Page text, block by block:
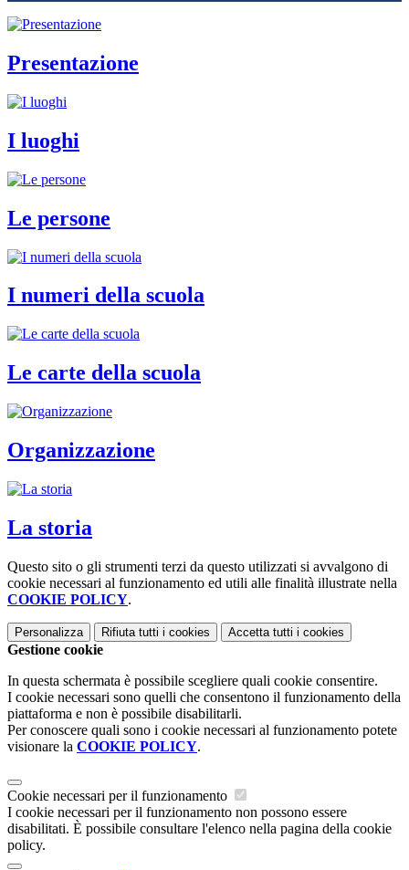
Presentazione
I luoghi
Le persone
I numeri della scuola
Le carte della scuola
Organizzazione
La storia
Questo sito o gli strumenti terzi da questo utilizzati si avvalgono di
cookie necessari al funzionamento ed utili alle finalità illustrate nella
COOKIE POLICY.
Personalizza Rifiuta tutti i cookies Accetta tutti i cookies
Gestione cookie
In questa schermata è possibile scegliere quali cookie consentire.
I cookie necessari sono quelli che consentono il funzionamento della
piattaforma e non è possibile disabilitarli.
Per conoscere quali sono i cookie necessari al funzionamento potete
visionare la COOKIE POLICY.
Cookie necessari per il funzionamento
I cookie necessari per il funzionamento non possono essere
disabilitati. È possibile consultare l'elenco nella pagina della cookie
policy.